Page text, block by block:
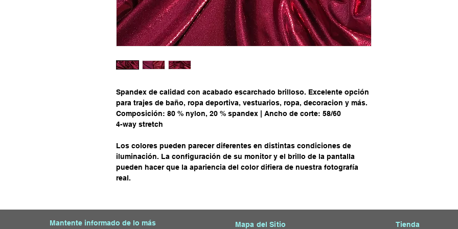
Spandex de calidad con acabado escarchado brilloso. Excelente opción
para trajes de baño, ropa deportiva, vestuarios, ropa, decoracion y más.
Composición: 80 % nylon, 20 % spandex | Ancho de corte: 58/60
4-way stretch
Los colores pueden parecer diferentes en distintas condiciones de
iluminación. La configuración de su monitor y el brillo de la pantalla
pueden hacer que la apariencia del color difiera de nuestra fotografía
real.
Mantente informado de lo más
Mapa del Sitio Tienda